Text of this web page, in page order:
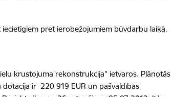
pret ierobežojumiem būvdarbu laikā.
krustojuma rekonstrukcija” ietvaros. Plānotās
ir 220 919 EUR un pašvaldības